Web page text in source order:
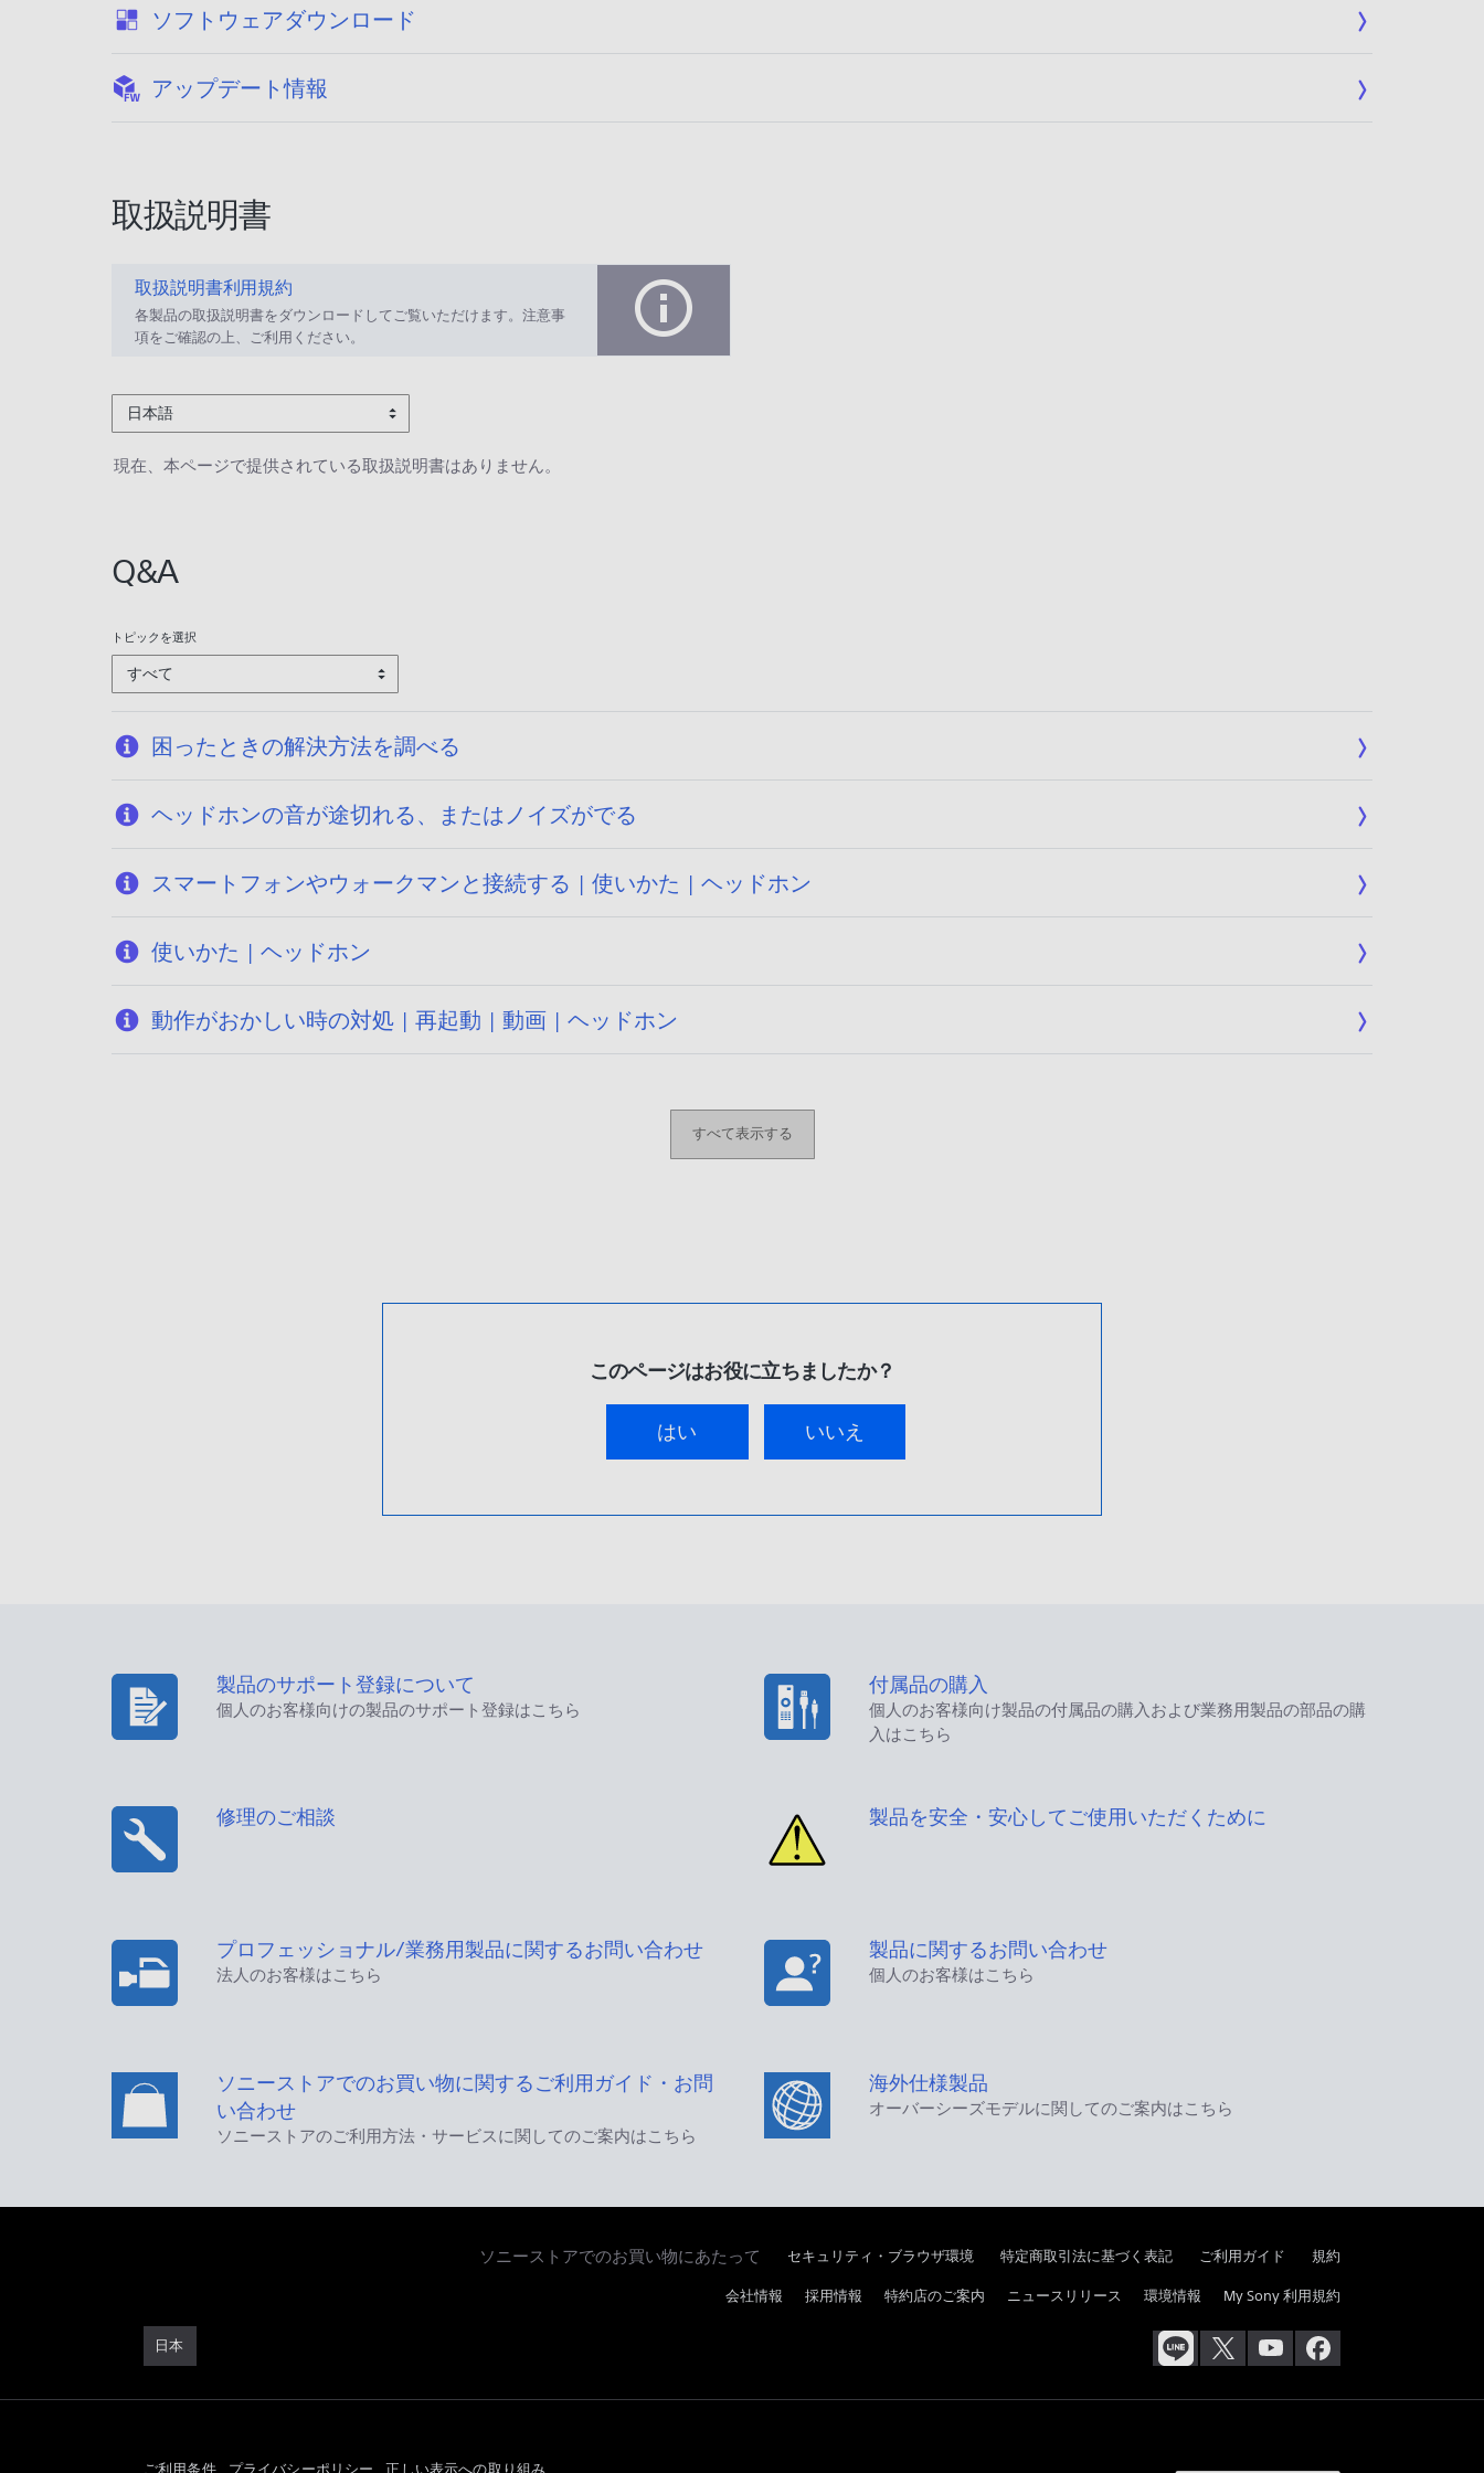
ソフトウェアダウンロード
アップデート情報
取扱説明書
取扱説明書利用規約
各製品の取扱説明書をダウンロードしてご覧いただけます。注意事
項をご確認の上、ご利用ください。
日本語
現在、本ページで提供されている取扱説明書はありません。
Q&A
トピックを選択
すべて
困ったときの解決方法を調べる
ヘッドホンの音が途切れる、またはノイズがでる
スマートフォンやウォークマンと接続する | 使いかた | ヘッドホン
使いかた | ヘッドホン
動作がおかしい時の対処 | 再起動 | 動画 | ヘッドホン
すべて表示する
このページはお役に立ちましたか？
はい いいえ
製品のサポート登録について
個人のお客様向けの製品のサポート登録はこちら
付属品の購入
個人のお客様向け製品の付属品の購入および業務用製品の部品の購
入はこちら
修理のご相談 製品を安全・安心してご使用いただくために
プロフェッショナル/業務用製品に関するお問い合わせ
法人のお客様はこちら
製品に関するお問い合わせ
個人のお客様はこちら
ソニーストアでのお買い物に関するご利用ガイド・お問
い合わせ
ソニーストアのご利用方法・サービスに関してのご案内はこちら
海外仕様製品
オーバーシーズモデルに関してのご案内はこちら
ソニーストアでのお買い物にあたって セキュリティ・ブラウザ環境 特定商取引法に基づく表記 ご利用ガイド 規約
日本
会社情報 採用情報 特約店のご案内 ニュースリリース 環境情報 My Sony 利用規約
ご利用条件 プライバシーポリシー 正しい表示への取り組み